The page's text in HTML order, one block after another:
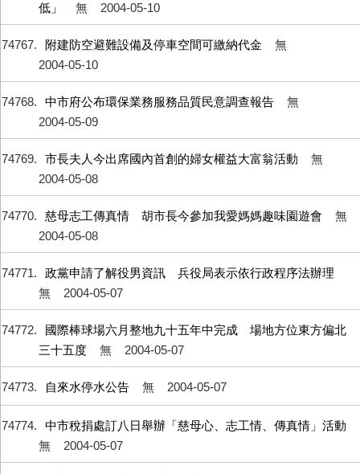
低」
無 2004-05-10
74767 附建防空避難設備及停車空間可繳納代金
無
2004-05-10
74768 中市府公布環保業務服務品質民意調查報告
無
2004-05-09
74769 市長夫人今出席國內首創的婦女權益大富翁活動
無
2004-05-08
74770 慈母志工傳真情 胡市長今參加我愛媽媽趣味園遊會
無
2004-05-08
74771
政黨申請了解役男資訊 兵役局表示依行政程序法辦理
無
2004-05-07
74772
國際棒球場六月整地九十五年中完成 場地方位東方偏北
三十五度
無 2004-05-07
74773 自來水停水公告 無 2004-05-07
74774
中市稅捐處訂八日舉辦「慈母心、志工情、傳真情」活動
無
2004-05-07